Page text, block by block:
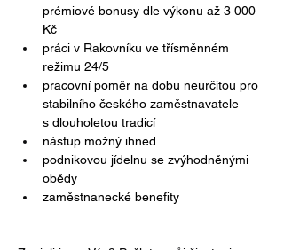
prémiové bonusy dle výkonu až 3 000
Kč
práci v Rakovníku ve třísměnném
režimu 24/5
pracovní poměr na dobu neurčitou pro
stabilního českého zaměstnavatele
s dlouholetou tradicí
nástup možný ihned
podnikovou jídelnu se zvýhodněnými
obědy
zaměstnanecké benefity